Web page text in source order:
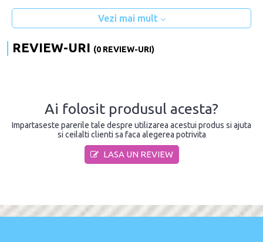
Vezi mai mult
REVIEW-URI (0 REVIEW-URI)
Ai folosit produsul acesta?
Impartaseste parerile tale despre utilizarea acestui produs si ajuta
si ceilalti clienti sa faca alegerea potrivita
LASA UN REVIEW